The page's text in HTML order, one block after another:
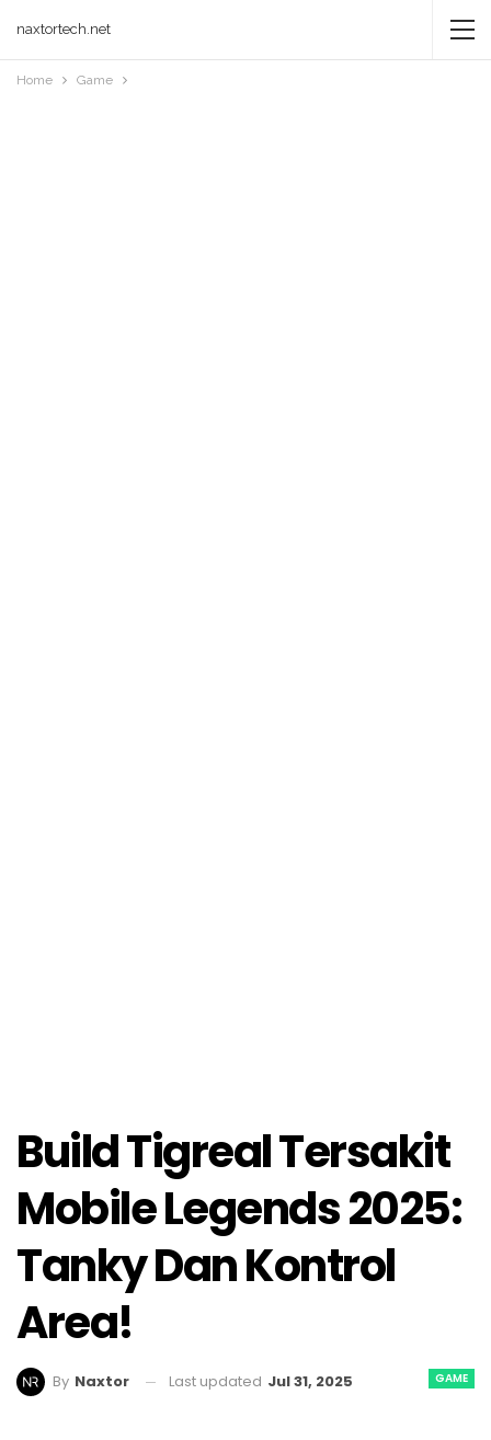
naxtortech.net
Home Game
Build Tigreal Tersakit
Mobile Legends 2025:
Tanky Dan Kontrol
Area!
GAME
By Naxtor Last updated Jul 31, 2025